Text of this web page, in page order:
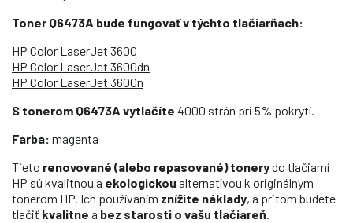
Toner Q6473A bude fungovať v týchto tlačiarňach:
HP Color LaserJet 3600
HP Color LaserJet 3600dn
HP Color LaserJet 3600n
S tonerom Q6473A vytlačíte 4000 strán pri 5% pokrytí.
Farba: magenta
Tieto renovované (alebo repasované) tonerydo tlačiarní
HP sú kvalitnou a ekologickou alternatívou k originálnym
tonerom HP. Ich používaním znížite náklady, a pritom budete
tlačiť kvalitne a bez starosti o vašu tlačiareň.